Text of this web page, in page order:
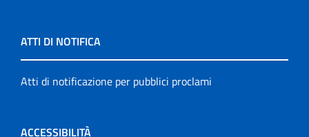
ATTI DI NOTIFICA
Atti di notificazione per pubblici proclami
ACCESSIBILITÀ